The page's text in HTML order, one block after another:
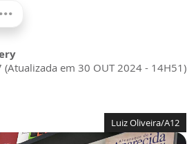
em 30 OUT 2024 - 14H51)
Luiz Oliveira/A12